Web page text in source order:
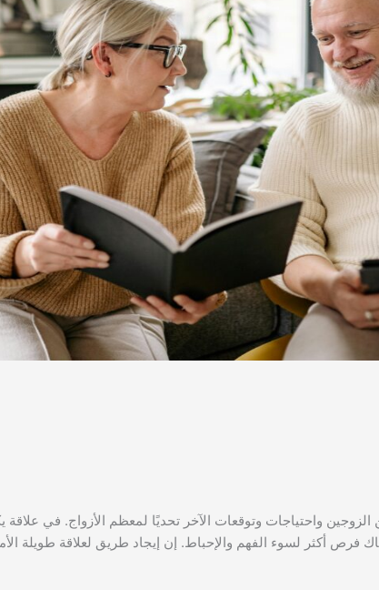
واحتياجات وتوقعات الآخر تحديًا لمعظم الأزواج. في علاقة
أكثر لسوء الفهم والإحباط. إن إيجاد طريق لعلاقة طويلة